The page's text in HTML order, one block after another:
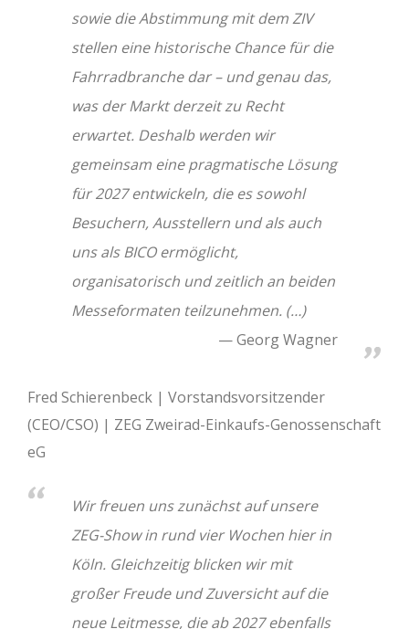
sowie die Abstimmung mit dem ZIV
stellen eine historische Chance für die
Fahrradbranche dar – und genau das,
was der Markt derzeit zu Recht
erwartet. Deshalb werden wir
gemeinsam eine pragmatische Lösung
für 2027 entwickeln, die es sowohl
Besuchern, Ausstellern und als auch
uns als BICO ermöglicht,
organisatorisch und zeitlich an beiden
Messeformaten teilzunehmen. (…)
Georg Wagner
Fred Schierenbeck | Vorstandsvorsitzender
(CEO/CSO) | ZEG Zweirad-Einkaufs-Genossenschaft
eG
Wir freuen uns zunächst auf unsere
ZEG-Show in rund vier Wochen hier in
Köln. Gleichzeitig blicken wir mit
großer Freude und Zuversicht auf die
neue Leitmesse, die ab 2027 ebenfalls